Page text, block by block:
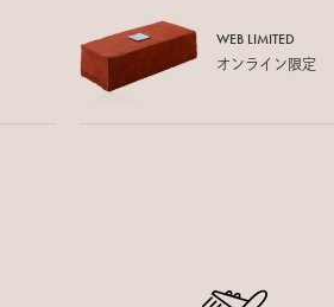
WEB LIMITED
オンライン限定